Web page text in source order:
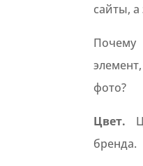
сайты,
Почему
фото?
Цвет.
бренда.